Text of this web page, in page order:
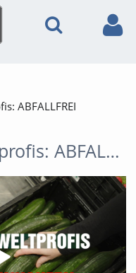
ABFALLFREI
BAV-Tipp für Umweltprofis: ABFALLFREI EINKAUFEN